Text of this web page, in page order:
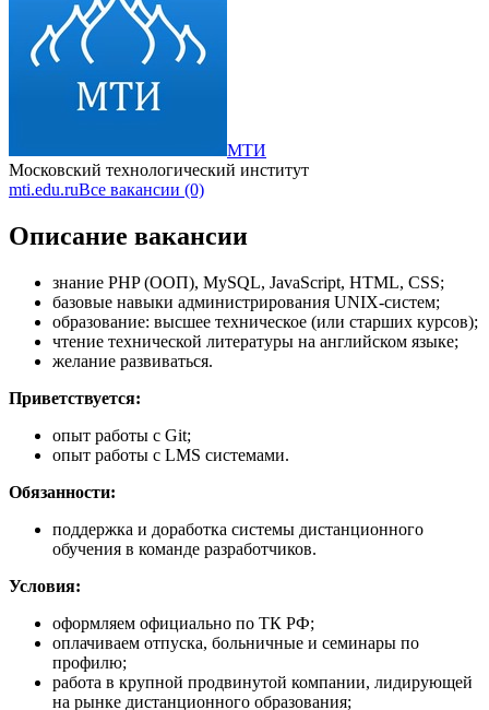
МТИ
Московский технологический институт
mti.edu.ruВсе вакансии (0)
Описание вакансии
знание PHP (ООП), MySQL, JavaScript, HTML, CSS;
базовые навыки администрирования UNIX-систем;
образование: высшее техническое (или старших курсов);
чтение технической литературы на английском языке;
желание развиваться.
Приветствуется:
опыт работы с Git;
опыт работы с LMS системами.
Обязанности:
поддержка и доработка системы дистанционного
обучения в команде разработчиков.
Условия:
оформляем официально по ТК РФ;
оплачиваем отпуска, больничные и семинары по
профилю;
работа в крупной продвинутой компании, лидирующей
на рынке дистанционного образования;